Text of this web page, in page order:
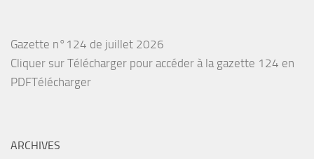
Gazette n°124 de juillet 2026
Cliquer sur Télécharger pour accéder à la gazette 124 en
PDFTélécharger
ARCHIVES